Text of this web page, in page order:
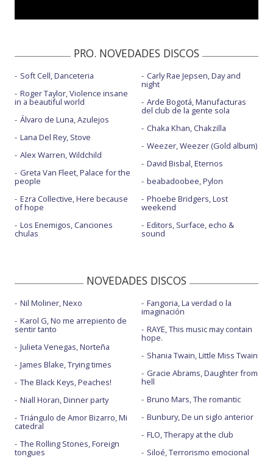
Pastillas para dormir - en El Hormiguero 3.0
Se me olvida la vida - en Abierto hasta las 2
PRO. NOVEDADES DISCOS
Soft Cell, Danceteria
Roger Taylor, Violence insane
in a beautiful world
Álvaro de Luna, Azulejos
Lana Del Rey, Stove
Alex Warren, Wildchild
Greta Van Fleet, Palace for the
people
Ezra Collective, Here because
of hope
Los Enemigos, Canciones
chulas
Carly Rae Jepsen, Day and
night
Arde Bogotá, Manufacturas
del club de la gente sola
Chaka Khan, Chakzilla
Weezer, Weezer (Gold album)
David Bisbal, Eternos
beabadoobee, Pylon
Phoebe Bridgers, Lost
weekend
Editors, Surface, echo &
sound
NOVEDADES DISCOS
Nil Moliner, Nexo
Karol G, No me arrepiento de
sentir tanto
Julieta Venegas, Norteña
James Blake, Trying times
The Black Keys, Peaches!
Niall Horan, Dinner party
Triángulo de Amor Bizarro, Mi
catedral
The Rolling Stones, Foreign
tongues
Fangoria, La verdad o la
imaginación
RAYE, This music may contain
hope.
Shania Twain, Little Miss Twain
Gracie Abrams, Daughter from
hell
Bruno Mars, The romantic
Bunbury, De un siglo anterior
FLO, Therapy at the club
Siloé, Terrorismo emocional